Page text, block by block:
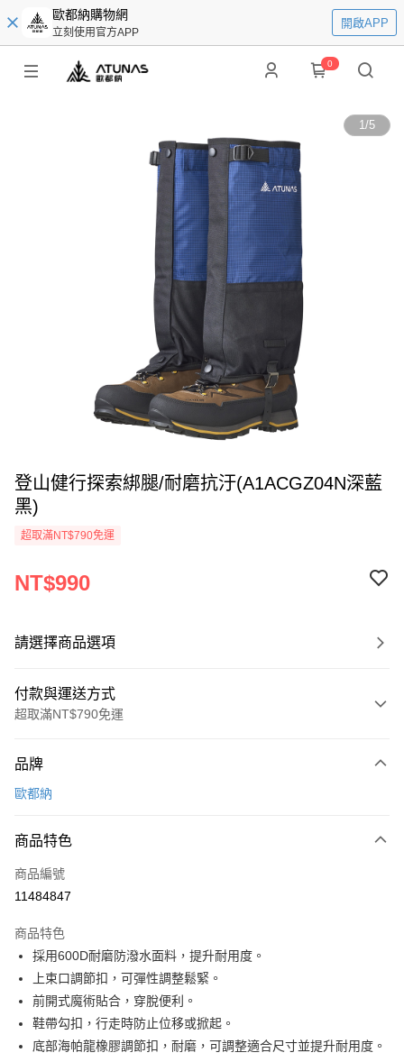
歐都納購物網
立刻使用官方APP
開啟APP
0
1/5
登山健行探索綁腿/耐磨抗汙(A1ACGZ04N深藍
黑)
超取滿NT$790免運
NT$990
請選擇商品選項
付款與運送方式
超取滿NT$790免運
信用卡一次付款
3 期 0 利率 每期
合作金庫商業銀行
上海商業儲蓄銀行
臺灣中小企業銀行
匯豐（台灣）商業銀行
華泰商業銀行
聯邦商業銀行
元大商業銀行
玉山商業銀行
星展（台灣）商業銀行
台灣樂天信用卡公司
合作金庫商業銀行
上海商業儲蓄銀行
國泰世華商業銀行
兆豐國際商業銀行
匯豐（台灣）商業銀行
聯邦商業銀行
元大商業銀行
永豐商業銀行
玉山商業銀行
星展（台灣）商業銀行
超商取貨付款
LINE Pay
Apple Pay
悠遊付
Google Pay
品牌
歐都納
商品特色
商品編號
11484847
商品特色
採用600D耐磨防潑水面料，提升耐用度。
上束口調節扣，可彈性調整鬆緊。
前開式魔術貼合，穿脫便利。
鞋帶勾扣，行走時防止位移或掀起。
底部海帕龍橡膠調節扣，耐磨，可調整適合尺寸並提升耐用度。